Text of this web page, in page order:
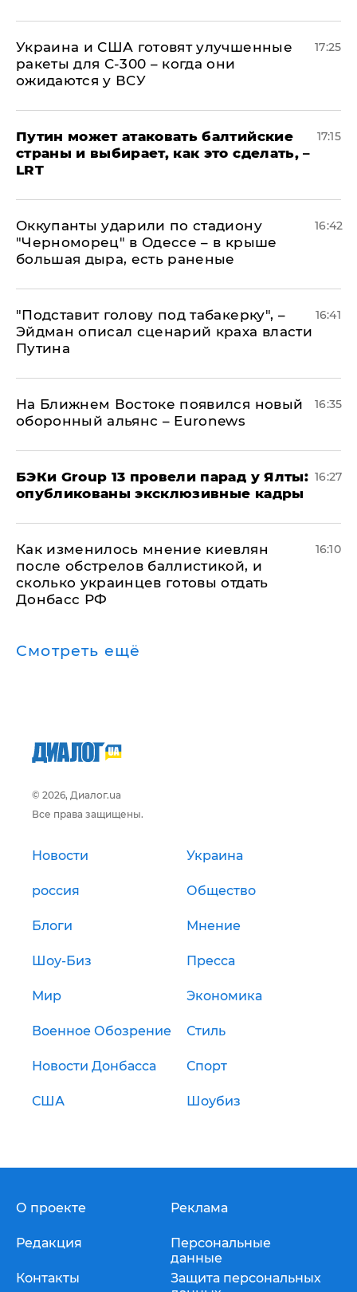
Украина и США готовят улучшенные
ракеты для С-300 – когда они
ожидаются у ВСУ
17:25
Путин может атаковать балтийские
страны и выбирает, как это сделать, –
LRT
17:15
Оккупанты ударили по стадиону
"Черноморец" в Одессе – в крыше
большая дыра, есть раненые
16:42
​"Подставит голову под табакерку", –
Эйдман описал сценарий краха власти
Путина
16:41
На Ближнем Востоке появился новый
оборонный альянс – Euronews
16:35
​БЭКи Group 13 провели парад у Ялты:
опубликованы эксклюзивные кадры
16:27
Как изменилось мнение киевлян
после обстрелов баллистикой, и
сколько украинцев готовы отдать
Донбасс РФ
16:10
Смотреть ещё
© 2026, Диалог.ua
Все права защищены.
Новости Украина
россия Общество
Блоги Мнение
Шоу-Биз Пресса
Мир Экономика
Военное Обозрение Стиль
Новости Донбасса Спорт
США Шоубиз
О проекте
Редакция
Контакты
Реклама
Персональные
данные
Защита персональных